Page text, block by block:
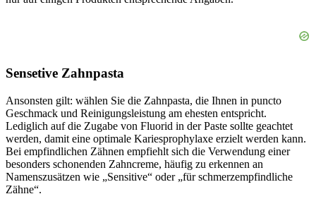
Sensetive Zahnpasta
Ansonsten gilt: wählen Sie die Zahnpasta, die Ihnen in puncto
Geschmack und Reinigungsleistung am ehesten entspricht.
Lediglich auf die Zugabe von Fluorid in der Paste sollte geachtet
werden, damit eine optimale Kariesprophylaxe erzielt werden kann.
Bei empfindlichen Zähnen empfiehlt sich die Verwendung einer
besonders schonenden Zahncreme, häufig zu erkennen an
Namenszusätzen wie „Sensitive“ oder „für schmerzempfindliche
Zähne“.